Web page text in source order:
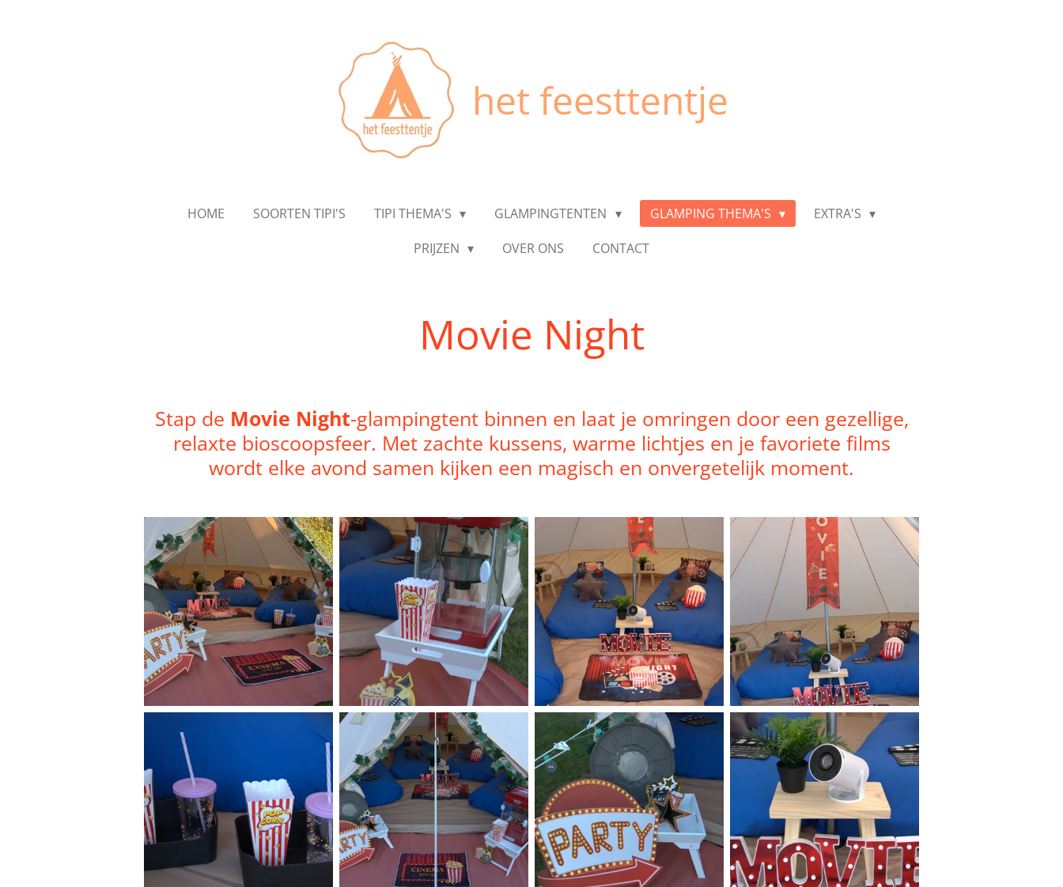
het feesttentje
HOME SOORTEN TIPI'S TIPI THEMA'S GLAMPINGTENTEN GLAMPING THEMA'S
EXTRA'S
PRIJZEN
OVER ONS CONTACT
Movie Night
Stap de Movie Night-glampingtent binnen en laat je omringen door een gezellige,
relaxte bioscoopsfeer. Met zachte kussens, warme lichtjes en je favoriete films
wordt elke avond samen kijken een magisch en onvergetelijk moment.